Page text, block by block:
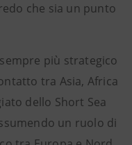
che sia un punto
più strategico
tra Asia, Africa
dello Short Sea
un ruolo di